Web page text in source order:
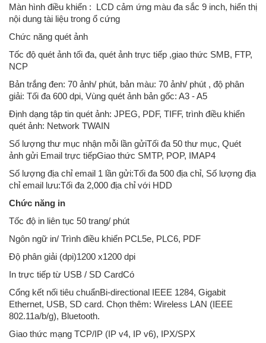
Màn hình điều khiển : LCD cảm ứng màu đa sắc 9 inch, hiển thị
nội dung tài liệu trong ổ cứng
Chức năng quét ảnh
Tốc độ quét ảnh tối đa, quét ảnh trực tiếp ,giao thức SMB, FTP,
NCP
Bản trắng đen: 70 ảnh/ phút, bản màu: 70 ảnh/ phút , độ phân
giải: Tối đa 600 dpi, Vùng quét ảnh bản gốc: A3 - A5
Định dạng tập tin quét ảnh: JPEG, PDF, TIFF, trình điều khiển
quét ảnh: Network TWAIN
Số lượng thư mục nhận mỗi lần gửiTối đa 50 thư mục, Quét
ảnh gửi Email trực tiếpGiao thức SMTP, POP, IMAP4
Số lượng địa chỉ email 1 lần gửi:Tối đa 500 địa chỉ, Số lượng địa
chỉ email lưu:Tối đa 2,000 địa chỉ với HDD
Chức năng in
Tốc độ in liên tục 50 trang/ phút
Ngôn ngữ in/ Trình điều khiển PCL5e, PLC6, PDF
Độ phân giải (dpi)1200 x1200 dpi
In trực tiếp từ USB / SD CardCó
Cổng kết nối tiêu chuẩnBi-directional IEEE 1284, Gigabit
Ethernet, USB, SD card. Chọn thêm: Wireless LAN (IEEE
802.11a/b/g), Bluetooth.
Giao thức mạng TCP/IP (IP v4, IP v6), IPX/SPX